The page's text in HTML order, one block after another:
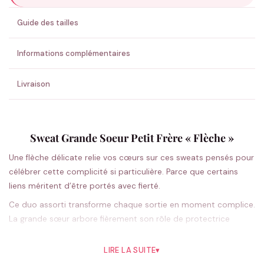
ENVOYER MA DEMANDE ✨
💚 Retour sous 24-48h🇫🇷 Flocage en France✅ Validation avant fabrication
Guide des tailles
Informations complémentaires
Livraison
Sweat Grande Soeur Petit Frère « Flèche »
Une flèche délicate relie vos cœurs sur ces sweats pensés pour
célébrer cette complicité si particulière. Parce que certains
liens méritent d’être portés avec fierté.
Ce duo assorti transforme chaque sortie en moment complice.
La grande sœur arbore fièrement son rôle de protectrice
équipe unique. Le motif flèche, à la fois moderne et intemporel,
LIRE LA SUITE▾